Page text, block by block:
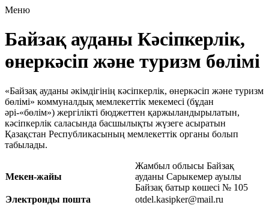
Меню
Байзақ ауданы Кәсіпкерлік,
өнеркәсіп және туризм бөлімі
«Байзақ ауданы әкімдігінің кәсіпкерлік, өнеркәсіп және туризм
бөлімі» коммуналдық мемлекеттік мекемесі (бұдан
әрі-«бөлім») жергілікті бюджеттен қаржыландырылатын,
кәсіпкерлік саласында басшылықты жүзеге асыратын
Қазақстан Республикасының мемлекеттік органы болып
табылады.
Мекен-жайы
Жамбыл облысы Байзақ
ауданы Сарыкемер ауылы
Байзақ батыр көшесі № 105
Электронды пошта
otdel.kasipker@mail.ru